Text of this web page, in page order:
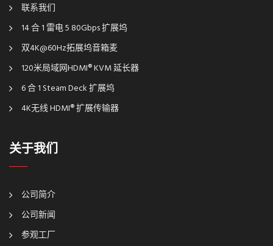
联系我们
14 合 1 雷电 5 80Gbps 扩展坞
双4K@60Hz拓展坞音箱麦
120米局域网HDMI® KVM 延长器
6 合 1 Steam Deck 扩展坞
4K无线 HDMI® 扩展传输器
关于我们
公司简介
公司新闻
参观工厂